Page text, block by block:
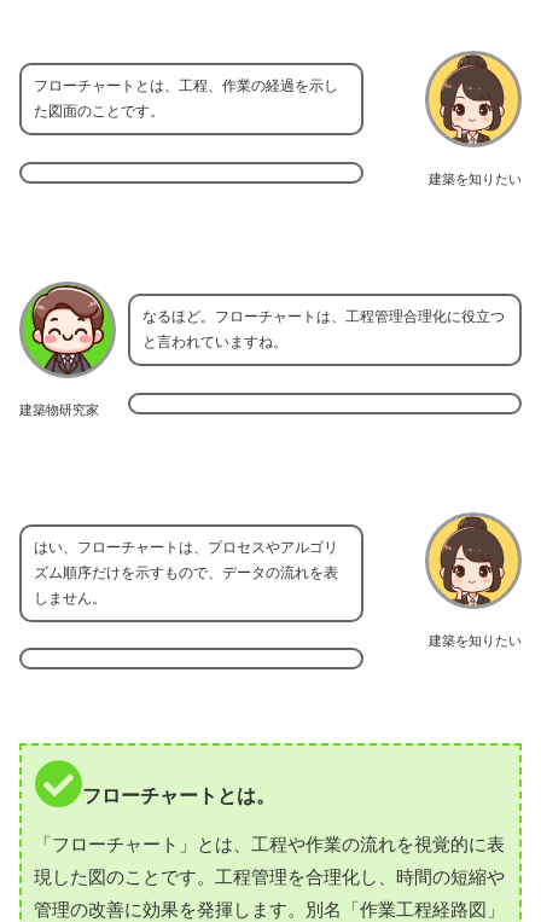
建築を知りたい
フローチャートとは、工程、作業の経過を示し
た図面のことです。
建築物研究家
なるほど。フローチャートは、工程管理合理化に役立つ
と言われていますね。
建築を知りたい
はい、フローチャートは、プロセスやアルゴリ
ズム順序だけを示すもので、データの流れを表
しません。
フローチャートとは。
「フローチャート」とは、工程や作業の流れを視覚的に表
現した図のことです。工程管理を合理化し、時間の短縮や
管理の改善に効果を発揮します。別名「作業工程経路図」